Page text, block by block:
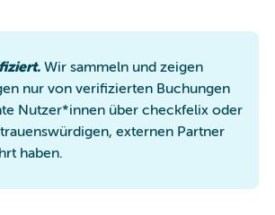
Wir sammeln und zeigen
nur von verifizierten Buchungen
Nutzer*innen über checkfelix oder
externen Partner
haben.